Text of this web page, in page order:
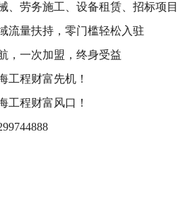
、劳务施工、设备租赁、招标项目
流量扶持，零门槛轻松入驻
，一次加盟，终身受益
工程财富先机！
工程财富风口！